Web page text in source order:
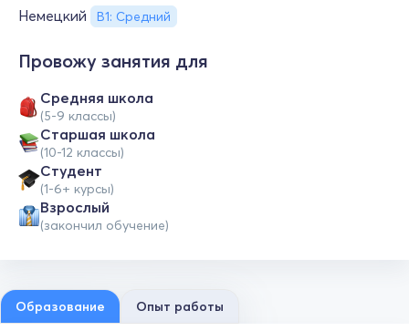
Немецкий В1: Средний
Провожу занятия для
Средняя школа
(5-9 классы)
Cтаршая школа
(10-12 классы)
Студент
(1-6+ курсы)
Взрослый
(закончил обучение)
Образование Опыт работы